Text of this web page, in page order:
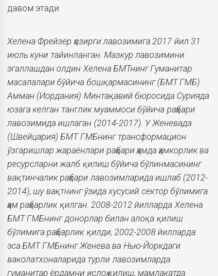
давом этади.
Хелена Фрейзер ҳозирги лавозимига 2017 йил 31
июль куни тайинланган. Мазкур лавозимини
эгаллашдан олдин Хелена БМТнинг Гуманитар
масалалари бўйича бошқармасининг (БМТ ГМБ)
Амман (Иордания) Минтақавий бюросида Сурияда
юзага келган танглик муаммоси бўйича раҳбари
лавозимида ишлаган (2014-2017). У Женевада
(Швейцария) БМТ ГМБнинг трансформацион
ўзгаришлар жараёнлари раҳбари ҳамда ҳамкорлик ва
ресурсларни жалб қилиш бўйича бўлинмасининг
вақтинчалик раҳбари лавозимларида ишлаб (2012-
2014), шу вақтнинг ўзида хусусий сектор бўлимига
ҳам раҳбарлик қилган. 2008-2012 йилларда Хелена
БМТ ГМБнинг донорлар билан алоқа қилиш
бўлимига раҳбарлик қилди, 2002-2008 йилларда
эса БМТ ГМБнинг Женева ва Нью-Йоркдаги
ваколатхоналарида турли лавозимларда
гуманитар ёрдамни ислоҳ қилиш, мамлакатда